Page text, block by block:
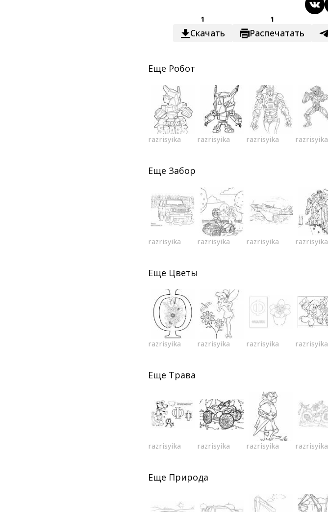
1
Скачать
1
Распечатать
Еще Робот
razrisyika razrisyika razrisyika razrisyika
Еще Забор
razrisyika razrisyika razrisyika razrisyika
Еще Цветы
razrisyika razrisyika razrisyika razrisyika
Еще Трава
razrisyika razrisyika razrisyika razrisyika
Еще Природа